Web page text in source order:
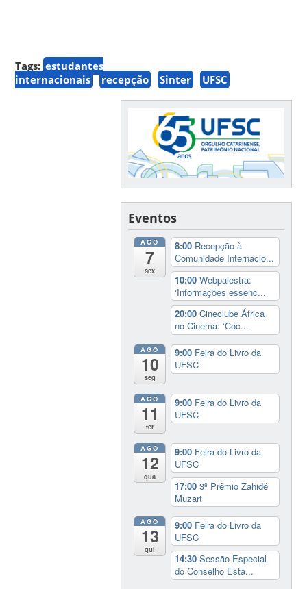
Tags: estudantes
internacionais
recepção Sinter UFSC
Eventos
AGO
7
sex
8:00 Recepção à
Comunidade Internacio...
10:00Webpalestra:
‘Informações essenc...
20:00Cineclube África
no Cinema: ‘Coc...
AGO
10
seg
9:00 Feira do Livro da
UFSC
AGO
11
ter
9:00 Feira do Livro da
UFSC
AGO
12
qua
9:00 Feira do Livro da
UFSC
17:003º Prêmio Zahidé
Muzart
AGO
13
qui
9:00 Feira do Livro da
UFSC
14:30Sessão Especial
do Conselho Esta...